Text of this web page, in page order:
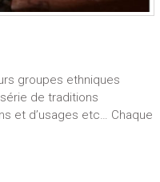
groupes ethniques
de traditions
et d’usages etc… Chaque